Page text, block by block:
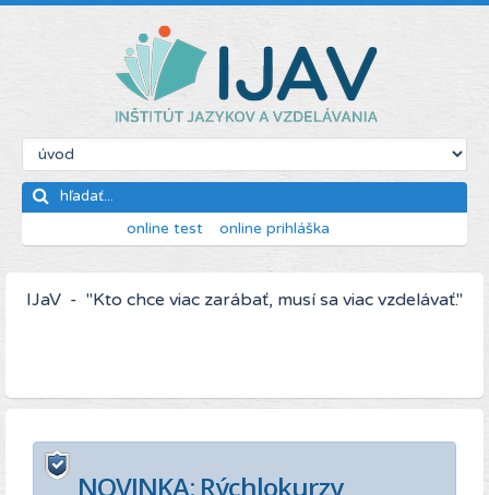
online test online prihláška
IJaV - "Kto chce viac zarábať, musí sa viac vzdelávať."
NOVINKA: Rýchlokurzy